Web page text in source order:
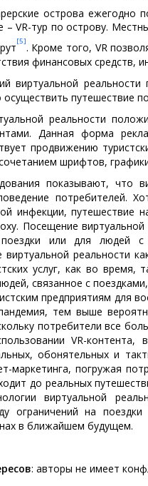
острова ежегодно
– VR-тур по острову.
[5]. Кроме того, VR
финансовых средств,
виртуальной
путешествие
реальности
Данная форма
продвижению
шрифтов,
показывают, что
потребителей.
инфекции,
Посещение
или для людей
реальности
услуг, как во
связанное с
предприятиям для
тем выше
потребители все
VR-
обонятельных и
маркетинга, погружая
до реальных
виртуальной
ограничений на
в ближайшем будущем.
: авторы не имеет